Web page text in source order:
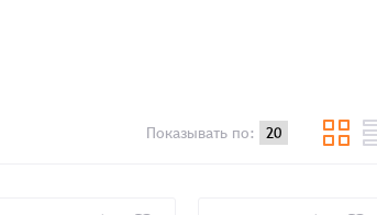
Показывать по: